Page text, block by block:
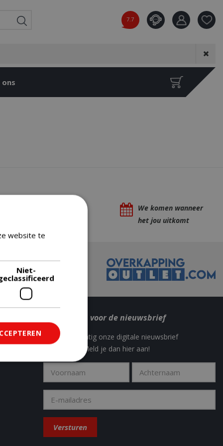
7.7
ons
We komen wanneer
het jou uitkomt
Meld je aan voor de nieuwsbrief
Wil jij regelmatig onze digitale nieuwsbrief
ontvangen? Meld je dan hier aan!
website te
Niet-
en